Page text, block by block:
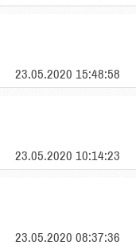
23.05.2020 15:48:58
23.05.2020 10:14:23
23.05.2020 08:37:36